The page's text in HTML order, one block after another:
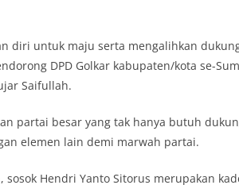
diri untuk maju serta mengalihkan
DPD Golkar kabupaten/kota se-
Saifullah.
partai besar yang tak hanya butuh
elemen lain demi marwah partai.
sosok Hendri Yanto Sitorus merupakan